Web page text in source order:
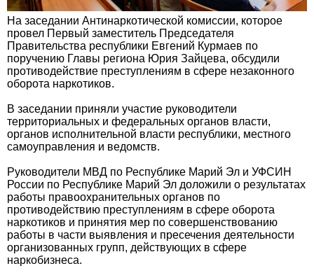
На заседании Антинаркотической комиссии, которое
провел Первый заместитель Председателя
Правительства республики Евгений Курмаев по
поручению Главы региона Юрия Зайцева, обсудили
противодействие преступлениям в сфере незаконного
оборота наркотиков.
В заседании приняли участие руководители
территориальных и федеральных органов власти,
органов исполнительной власти республики, местного
самоуправления и ведомств.
Руководители МВД по Республике Марий Эл и УФСИН
России по Республике Марий Эл доложили о результатах
работы правоохранительных органов по
противодействию преступлениям в сфере оборота
наркотиков и принятия мер по совершенствованию
работы в части выявления и пресечения деятельности
организованных групп, действующих в сфере
наркобизнеса.